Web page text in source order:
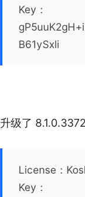
Key：
B61ySxli
升级了
License：
Key：